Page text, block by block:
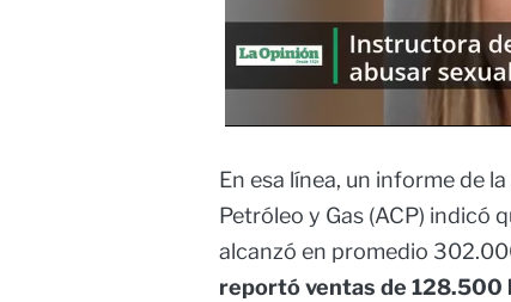
En esa línea, un informe de
Petróleo y Gas (ACP) indicó
alcanzó en promedio
reportó ventas de 128.500